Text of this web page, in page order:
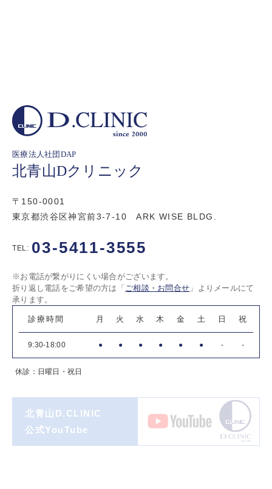
医療法人社団DAP
北青山Dクリニック
〒150-0001
東京都渋谷区神宮前3-7-10 ARK WISE BLDG.
TEL: 03-5411-3555
※お電話が繋がりにくい場合がございます。
折り返し電話をご希望の方は「 ご相談・お問合せ 」よりメールにて
承ります。
診療時間 月 火 水 木 金 土 日 祝
9:30-18:00 ● ● ● ● ● ● - -
休診：日曜日・祝日
北青山D.CLINIC
公式YouTube